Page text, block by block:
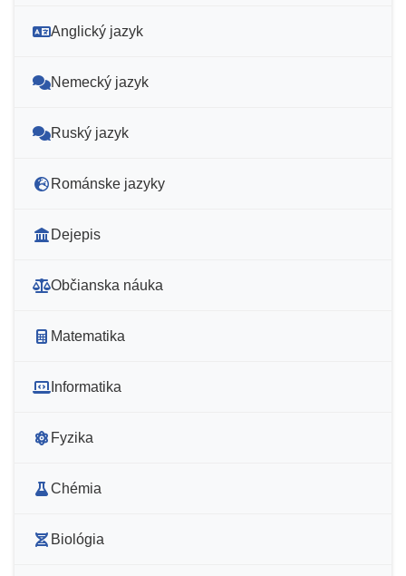
Anglický jazyk
Nemecký jazyk
Ruský jazyk
Románske jazyky
Dejepis
Občianska náuka
Matematika
Informatika
Fyzika
Chémia
Biológia